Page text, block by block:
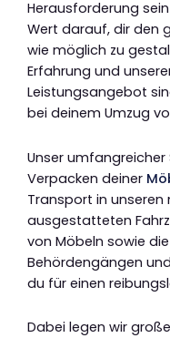
Herausforderung
Wert darauf, dir den
wie möglich zu
Erfahrung und
Leistungsangebot
bei deinem Umzug
Unser
Verpacken deiner
Transport in
ausgestatteten
von Möbeln sowie
Behördengängen
du für einen
Dabei legen wir